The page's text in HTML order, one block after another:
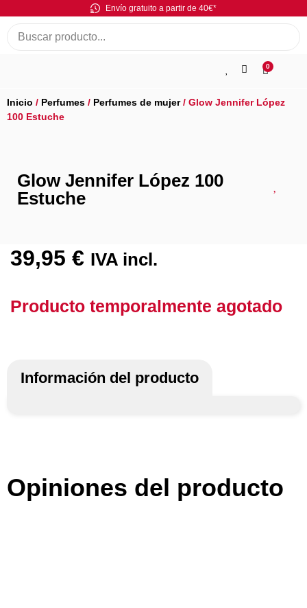
Envío gratuito a partir de 40€*
0
Inicio / Perfumes / Perfumes de mujer/ Glow Jennifer López
100 Estuche
Glow Jennifer López 100
Estuche
39,95 € IVA incl.
Producto temporalmente agotado
Información del producto
Opiniones del producto